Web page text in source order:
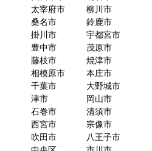
太宰府市
柳川市
桑名市
鈴鹿市
掛川市
宇都宮市
豊中市
茂原市
藤枝市
焼津市
相模原市
本庄市
千葉市
大野城市
津市
岡山市
石巻市
清須市
西宮市
宗像市
吹田市
八王子市